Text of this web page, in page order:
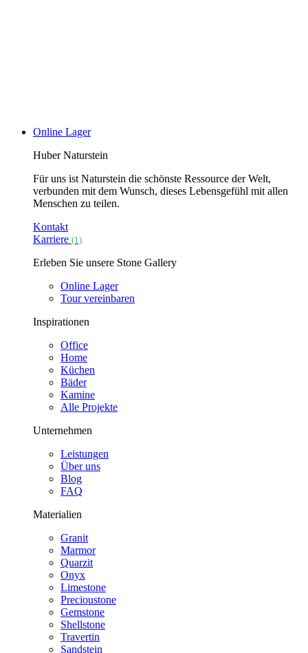
Online Lager
Huber Naturstein
Für uns ist Naturstein die schönste Ressource der Welt,
verbunden mit dem Wunsch, dieses Lebensgefühl mit allen
Menschen zu teilen.
Kontakt
Karriere (1)
Erleben Sie unsere Stone Gallery
Online Lager
Tour vereinbaren
Inspirationen
Office
Home
Küchen
Bäder
Kamine
Alle Projekte
Unternehmen
Leistungen
Über uns
Blog
FAQ
Materialien
Granit
Marmor
Quarzit
Onyx
Limestone
Precioustone
Gemstone
Shellstone
Travertin
Sandstein